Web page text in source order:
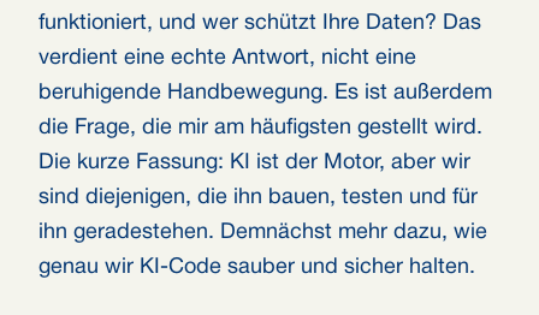
funktioniert, und wer schützt Ihre Daten? Das
verdient eine echte Antwort, nicht eine
beruhigende Handbewegung. Es ist außerdem
die Frage, die mir am häufigsten gestellt wird.
Die kurze Fassung: KI ist der Motor, aber wir
sind diejenigen, die ihn bauen, testen und für
ihn geradestehen. Demnächst mehr dazu, wie
genau wir KI-Code sauber und sicher halten.